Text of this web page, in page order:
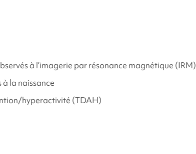
à l’imagerie par résonance magnétique (IRM)
la naissance
hyperactivité (TDAH)